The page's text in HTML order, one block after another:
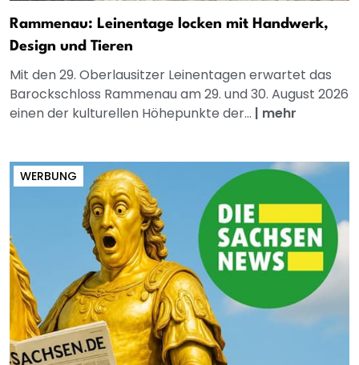
Rammenau: Leinentage locken mit Handwerk,
Design und Tieren
Mit den 29. Oberlausitzer Leinentagen erwartet das
Barockschloss Rammenau am 29. und 30. August 2026
einen der kulturellen Höhepunkte der... | mehr
WERBUNG